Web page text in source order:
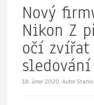
Nový
Nikon Z
očí zvířat
18. únor 2020. Autor